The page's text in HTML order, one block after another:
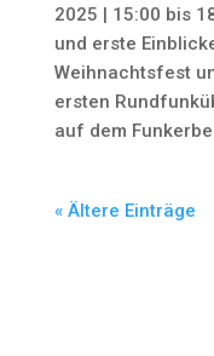
2025 | 15:00 bis
und erste
Weihnachtsfest
ersten
auf dem
« Ältere Einträge